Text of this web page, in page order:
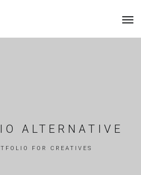
ALTERNATIVE
FOR CREATIVES